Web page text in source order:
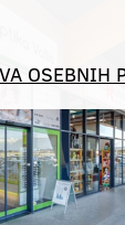
OSEBNIH